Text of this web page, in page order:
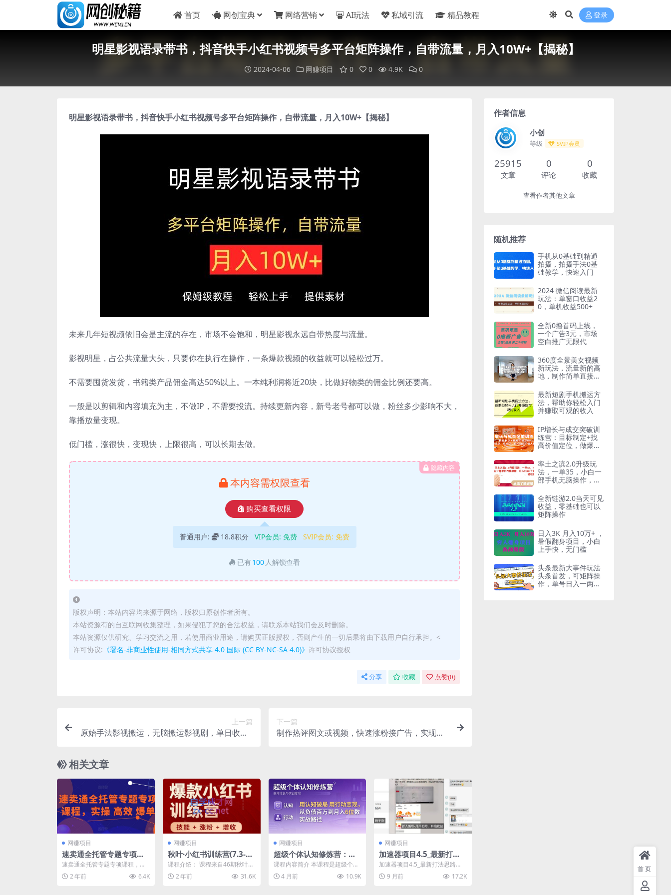
首页 网创宝典 网络营销 AI玩法 私域引流 精品教程 登录
明星影视语录带书，抖音快手小红书视频号多平台矩阵操作，自带流量，月入10W+【揭秘】
2024-04-06 网赚项目 0 0 4.9K 0
明星影视语录带书 ，抖音快手小红书视频号多平台矩阵操作，自带流量，月入10W+【揭秘】
未来几年短视频依旧会是主流的存在，市场不会饱和，明星影视永远自带热度与流量。
影视明星，占公共流量大头，只要你在执行在操作，一条爆款视频的收益就可以轻松过万。
不需要囤货发货，书籍类产品佣金高达50%以上。一本纯利润将近20块，比做好物类的佣金比例还要高。
一般是以剪辑和内容填充为主，不做IP，不需要投流。持续更新内容，新号老号都可以做，粉丝多少影响不大，
靠播放量变现。
低门槛，涨很快，变现快，上限很高，可以长期去做。
隐藏内容
本内容需权限查看
购买查看权限
普通用户: 18.8积分 VIP会员: 免费 SVIP会员: 免费
已有 100 人解锁查看
版权声明：本站内容均来源于网络，版权归原创作者所有。
本站资源有的自互联网收集整理，如果侵犯了您的合法权益，请联系本站我们会及时删除。
本站资源仅供研究、学习交流之用，若使用商业用途，请购买正版授权，否则产生的一切后果将由下载用户自行承担。<
许可协议: 《署名-非商业性使用-相同方式共享 4.0 国际 (CC BY-NC-SA 4.0)》 许可协议授权
分享 收藏 点赞(0)
上一篇
原始手法影视搬运，无脑搬运影视剧，单日收入3
下一篇
制作热评图文或视频，快速涨粉接广告，实现月
相关文章
网赚项目
速卖通全托管专题专项课
程，实操 高效 爆单
速卖通全托管专题专项课程，实
操 高效 爆单 课程内容： 10-7全
托管选品的注意...
2 年前 6.4K
网赚项目
秋叶·小红书训练营(7.3-8.
7)
课程介绍： 课程来自46期秋叶小
红书训练营，用好小红书，做你
喜欢又擅长的事，涨粉...
2 年前 31.6K
网赚项目
超级个体认知修炼营：用
认知破局用行动变现，从
负债百万到月入6位数实战
路径
课程内容简介 本课程是超级个体
认知成长学习圈，你的成长加速
器，用认知破局、用行动...
4 月前 10.9K
网赚项目
加速器项目4.5_最新打法
思路(无脑30秒连怼，特别
适合初学者)
加速器项目4.5_最新打法思路
（无脑30秒连怼，特别适合初学
者） 项目介绍： 雷...
9 月前 17.2K
作者信息
小创
等级 SVIP会员
25915
文章
0
评论
0
收藏
查看作者其他文章
随机推荐
手机从0基础到精通
拍摄，拍摄手法0基
础教学，快速入门
2024 微信阅读最新
玩法：单窗口收益2
0，单机收益500+
全新0撸首码上线，
一个广告3元，市场
空白推广无限代
360度全景美女视频
新玩法，流量新的高
地，制作简单直接套
最新短剧手机搬运方
法，帮助你轻松入门
并赚取可观的收入
IP增长与成交突破训
练营：目标制定+找
高价值定位，做爆
高价值人脉
率土之滨2.0升级玩
法，一单35，小白一
部手机无脑操作，日
【揭秘】
全新链游2.0当天可见
收益，零基础也可以
矩阵操作
日入3K 月入10万+ ，
暑假翻身项目，小白
上手快，无门槛
头条最新大事件玩法
头条首发，可矩阵操
作，单号日入一两张
首页